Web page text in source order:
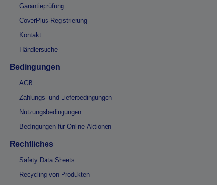
Garantieprüfung
CoverPlus-Registrierung
Kontakt
Händlersuche
Bedingungen
AGB
Zahlungs- und Lieferbedingungen
Nutzungsbedingungen
Bedingungen für Online-Aktionen
Rechtliches
Safety Data Sheets
Recycling von Produkten